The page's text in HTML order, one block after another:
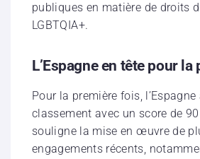
publiques en matière de droits
LGBTQIA+.
L’Espagne en tête pour
Pour la première fois,
classement avec un score de 90
souligne la mise en œuvre de
engagements récents,